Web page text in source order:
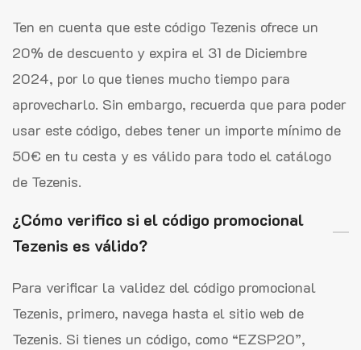
Ten en cuenta que este código Tezenis ofrece un
20% de descuento y expira el 31 de Diciembre
2024, por lo que tienes mucho tiempo para
aprovecharlo. Sin embargo, recuerda que para poder
usar este código, debes tener un importe mínimo de
50€ en tu cesta y es válido para todo el catálogo
de Tezenis.
¿Cómo verifico si el código promocional
Tezenis es válido?
Para verificar la validez del código promocional
Tezenis, primero, navega hasta el sitio web de
Tezenis. Si tienes un código, como “EZSP20”,